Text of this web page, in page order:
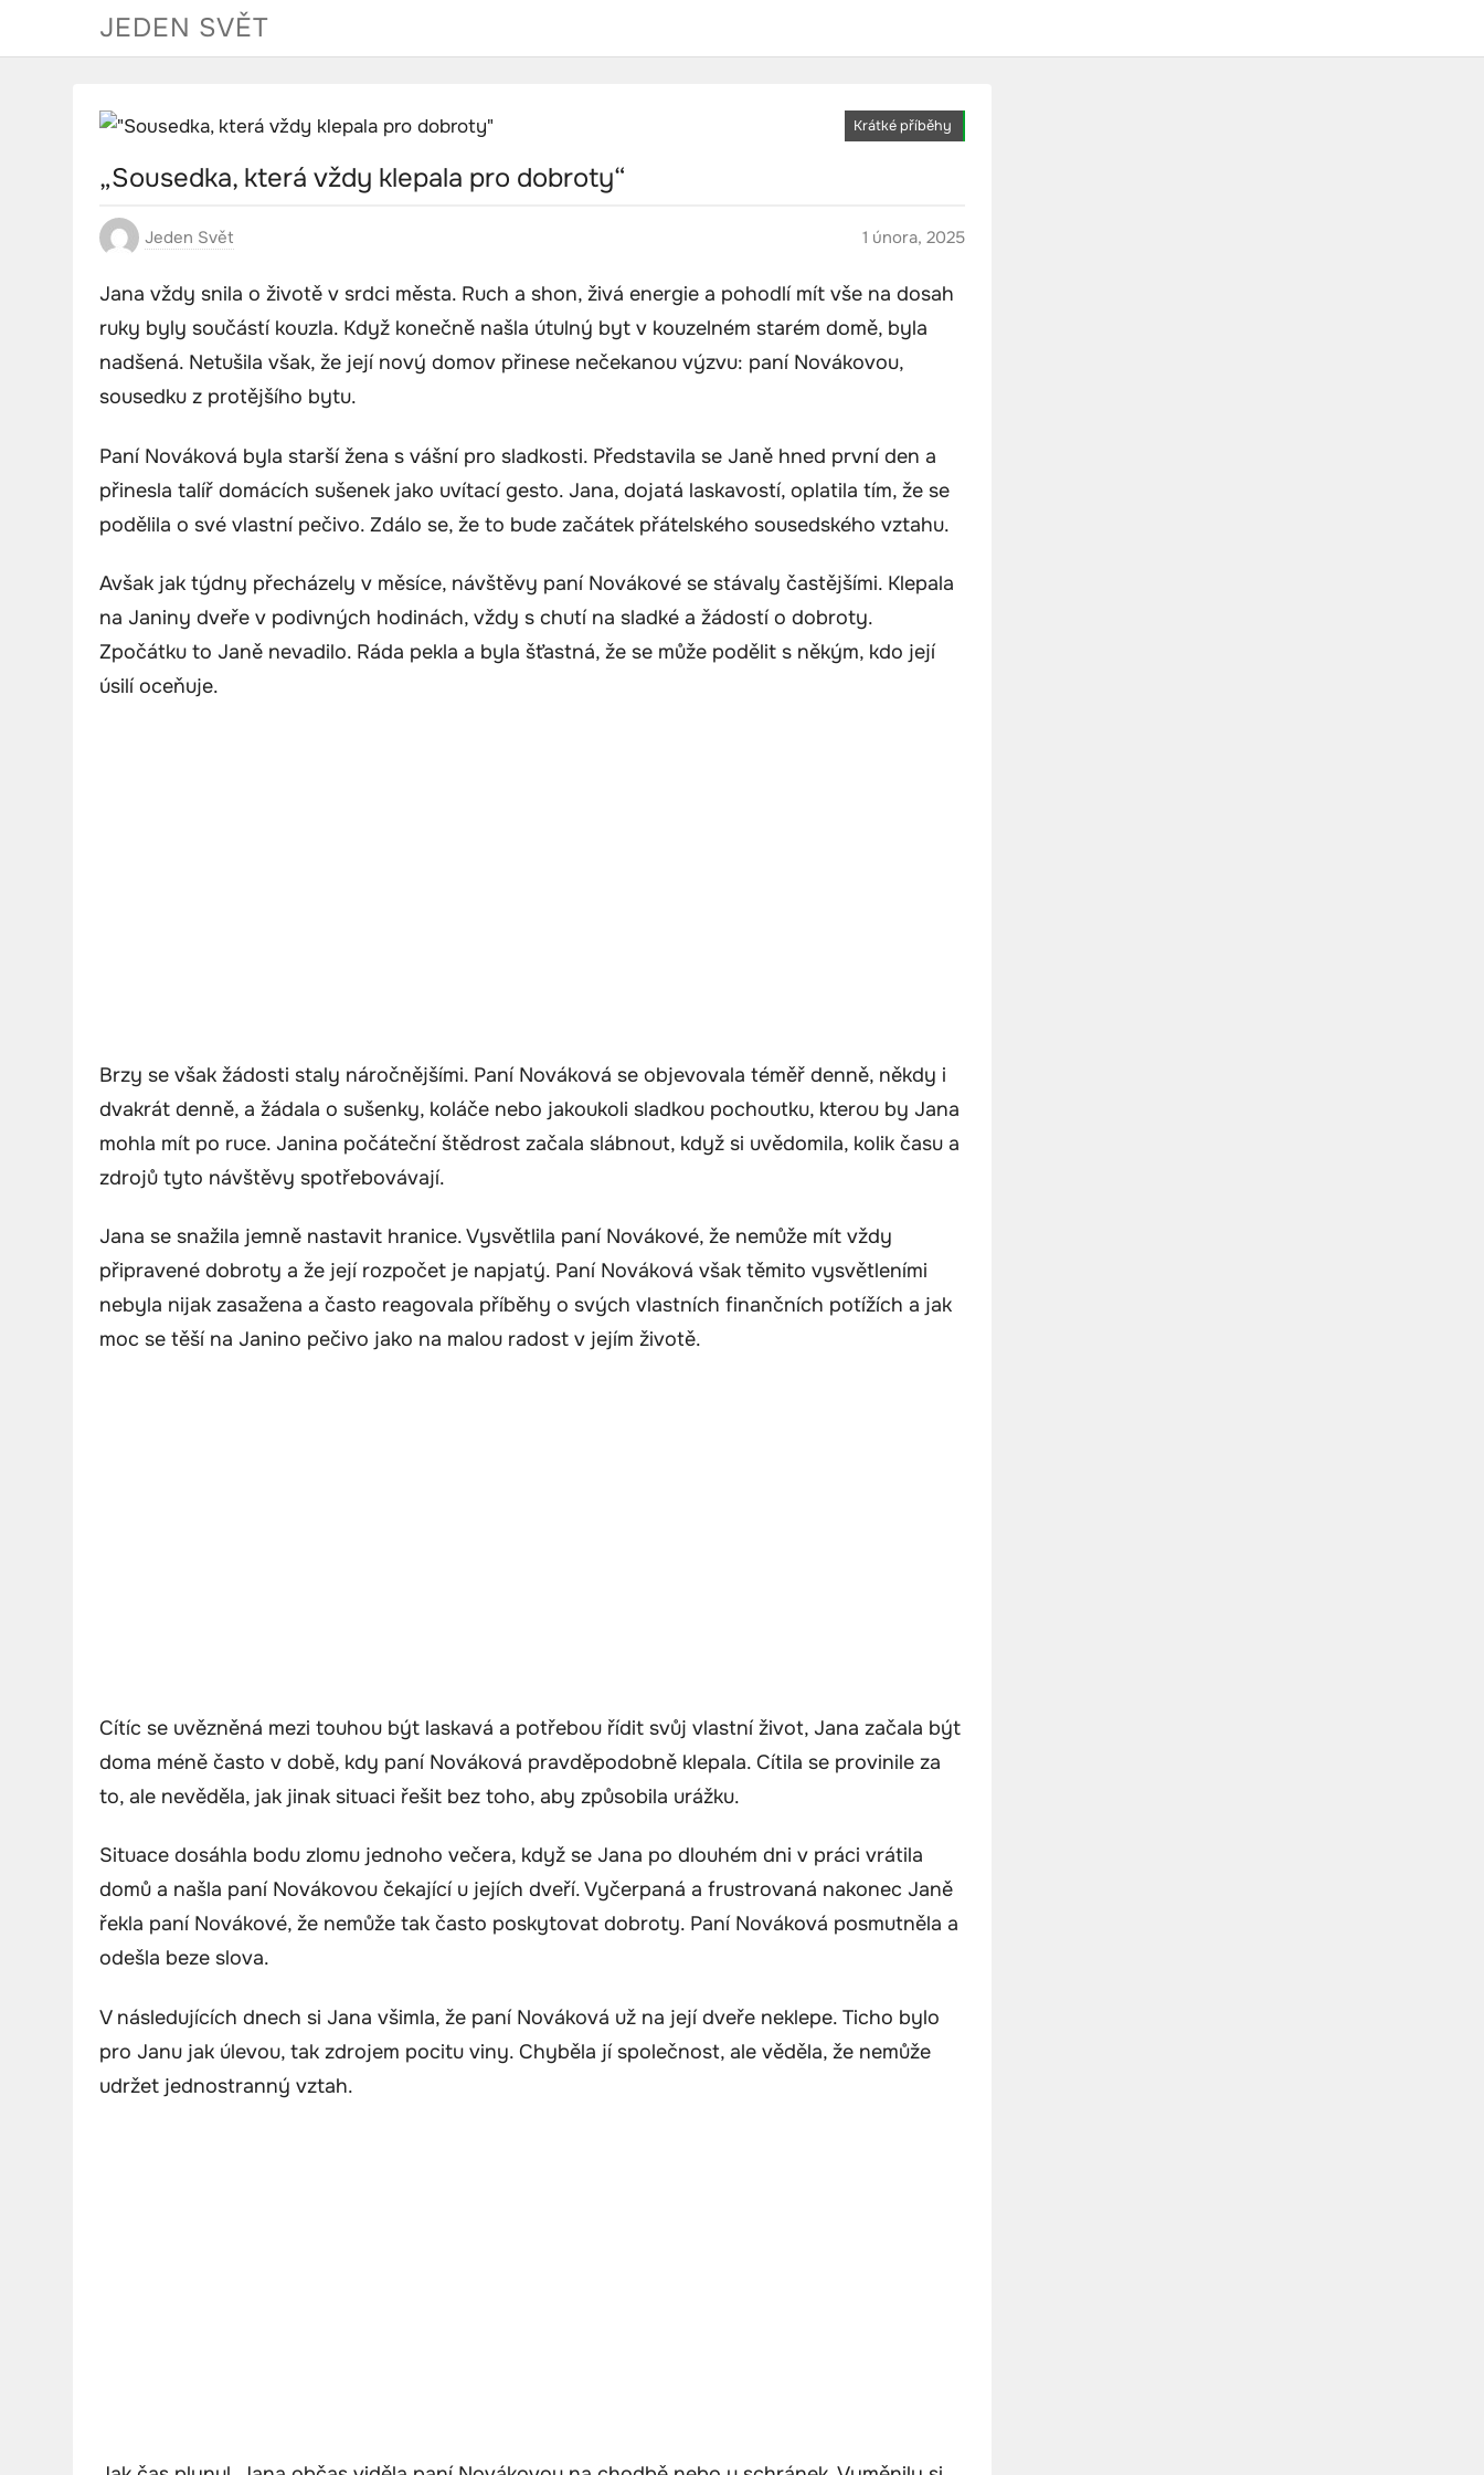
JEDEN SVĚT
Krátké příběhy
„Sousedka, která vždy klepala pro dobroty“
Jeden Svět 1 února, 2025
Jana vždy snila o životě v srdci města. Ruch a shon, živá energie a pohodlí mít vše na dosah
ruky byly součástí kouzla. Když konečně našla útulný byt v kouzelném starém domě, byla
nadšená. Netušila však, že její nový domov přinese nečekanou výzvu: paní Novákovou,
sousedku z protějšího bytu.
Paní Nováková byla starší žena s vášní pro sladkosti. Představila se Janě hned první den a
přinesla talíř domácích sušenek jako uvítací gesto. Jana, dojatá laskavostí, oplatila tím, že se
podělila o své vlastní pečivo. Zdálo se, že to bude začátek přátelského sousedského vztahu.
Avšak jak týdny přecházely v měsíce, návštěvy paní Novákové se stávaly častějšími. Klepala
na Janiny dveře v podivných hodinách, vždy s chutí na sladké a žádostí o dobroty.
Zpočátku to Janě nevadilo. Ráda pekla a byla šťastná, že se může podělit s někým, kdo její
úsilí oceňuje.
Brzy se však žádosti staly náročnějšími. Paní Nováková se objevovala téměř denně, někdy i
dvakrát denně, a žádala o sušenky, koláče nebo jakoukoli sladkou pochoutku, kterou by Jana
mohla mít po ruce. Janina počáteční štědrost začala slábnout, když si uvědomila, kolik času a
zdrojů tyto návštěvy spotřebovávají.
Jana se snažila jemně nastavit hranice. Vysvětlila paní Novákové, že nemůže mít vždy
připravené dobroty a že její rozpočet je napjatý. Paní Nováková však těmito vysvětleními
nebyla nijak zasažena a často reagovala příběhy o svých vlastních finančních potížích a jak
moc se těší na Janino pečivo jako na malou radost v jejím životě.
Cítíc se uvězněná mezi touhou být laskavá a potřebou řídit svůj vlastní život, Jana začala být
doma méně často v době, kdy paní Nováková pravděpodobně klepala. Cítila se provinile za
to, ale nevěděla, jak jinak situaci řešit bez toho, aby způsobila urážku.
Situace dosáhla bodu zlomu jednoho večera, když se Jana po dlouhém dni v práci vrátila
domů a našla paní Novákovou čekající u jejích dveří. Vyčerpaná a frustrovaná nakonec Janě
řekla paní Novákové, že nemůže tak často poskytovat dobroty. Paní Nováková posmutněla a
odešla beze slova.
V následujících dnech si Jana všimla, že paní Nováková už na její dveře neklepe. Ticho bylo
pro Janu jak úlevou, tak zdrojem pocitu viny. Chyběla jí společnost, ale věděla, že nemůže
udržet jednostranný vztah.